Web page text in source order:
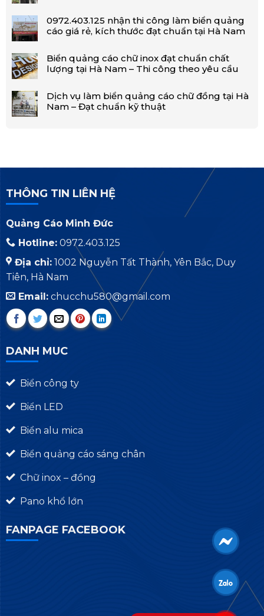
0972.403.125 nhận thi công làm biển quảng
cáo giá rẻ, kích thước đạt chuẩn tại Hà Nam
Biển quảng cáo chữ inox đạt chuẩn chất
lượng tại Hà Nam – Thi công theo yêu cầu
Dịch vụ làm biển quảng cáo chữ đồng tại Hà
Nam – Đạt chuẩn kỹ thuật
THÔNG TIN LIÊN HỆ
Quảng Cáo Minh Đức
Hotline:0972.403.125
Địa chỉ:1002 Nguyễn Tất Thành, Yên Bắc, Duy
Tiên, Hà Nam
Email:chucchu580@gmail.com
DANH MUC
Biển công ty
Biển LED
Biển alu mica
Biển quảng cáo sáng chân
Chữ inox – đồng
Pano khổ lớn
FANPAGE FACEBOOK